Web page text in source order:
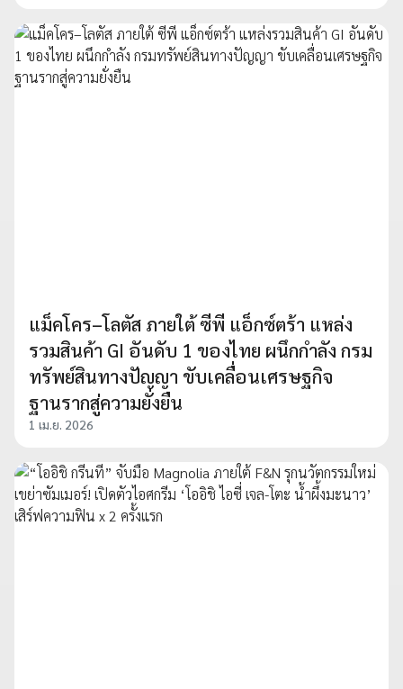
แม็คโคร–โลตัส ภายใต้ ซีพี แอ็กซ์ตร้า แหล่ง
รวมสินค้า GI อันดับ 1 ของไทย ผนึกกำลัง กรม
ทรัพย์สินทางปัญญา ขับเคลื่อนเศรษฐกิจ
ฐานรากสู่ความยั่งยืน
1 เม.ย. 2026